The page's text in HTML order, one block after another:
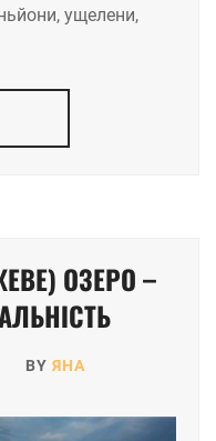
ущелени,
ОЗЕРО –
BY ЯНА